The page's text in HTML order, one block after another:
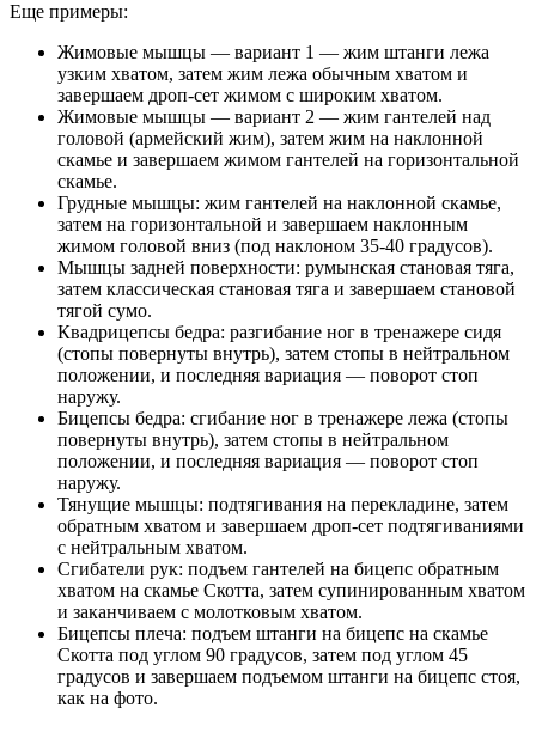
Еще примеры:
Жимовые мышцы — вариант 1 — жим штанги лежа
узким хватом, затем жим лежа обычным хватом и
завершаем дроп-сет жимом с широким хватом.
Жимовые мышцы — вариант 2 — жим гантелей над
головой (армейский жим), затем жим на наклонной
скамье и завершаем жимом гантелей на горизонтальной
скамье.
Грудные мышцы: жим гантелей на наклонной скамье,
затем на горизонтальной и завершаем наклонным
жимом головой вниз (под наклоном 35-40 градусов).
Мышцы задней поверхности: румынская становая тяга,
затем классическая становая тяга и завершаем становой
тягой сумо.
Квадрицепсы бедра: разгибание ног в тренажере сидя
(стопы повернуты внутрь), затем стопы в нейтральном
положении, и последняя вариация — поворот стоп
наружу.
Бицепсы бедра: сгибание ног в тренажере лежа (стопы
повернуты внутрь), затем стопы в нейтральном
положении, и последняя вариация — поворот стоп
наружу.
Тянущие мышцы: подтягивания на перекладине, затем
обратным хватом и завершаем дроп-сет подтягиваниями
с нейтральным хватом.
Сгибатели рук: подъем гантелей на бицепс обратным
хватом на скамье Скотта, затем супинированным хватом
и заканчиваем с молотковым хватом.
Бицепсы плеча: подъем штанги на бицепс на скамье
Скотта под углом 90 градусов, затем под углом 45
градусов и завершаем подъемом штанги на бицепс стоя,
как на фото.